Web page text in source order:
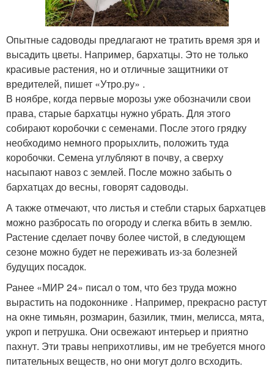
Опытные садоводы предлагают не тратить время зря и
высадить цветы. Например, бархатцы. Это не только
красивые растения, но и отличные защитники от
вредителей, пишет «Утро.ру» .
В ноябре, когда первые морозы уже обозначили свои
права, старые бархатцы нужно убрать. Для этого
собирают коробочки с семенами. После этого грядку
необходимо немного прорыхлить, положить туда
коробочки. Семена углубляют в почву, а сверху
насыпают навоз с землей. После можно забыть о
бархатцах до весны, говорят садоводы.
А также отмечают, что листья и стебли старых бархатцев
можно разбросать по огороду и слегка вбить в землю.
Растение сделает почву более чистой, в следующем
сезоне можно будет не переживать из-за болезней
будущих посадок.
Ранее «МИР 24» писал о том, что без труда можно
вырастить на подоконнике . Например, прекрасно растут
на окне тимьян, розмарин, базилик, тмин, мелисса, мята,
укроп и петрушка. Они освежают интерьер и приятно
пахнут. Эти травы неприхотливы, им не требуется много
питательных веществ, но они могут долго всходить.